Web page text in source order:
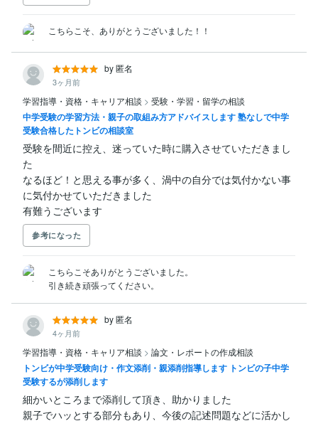
こちらこそ、ありがとうございました！！
by 匿名
3ヶ月前
学習指導・資格・キャリア相談 > 受験・学習・留学の相談
中学受験の学習方法・親子の取組み方アドバイスします 塾なしで中学
受験合格したトンビの相談室
受験を間近に控え、迷っていた時に購入させていただきまし
た
なるほど！と思える事が多く、渦中の自分では気付かない事
に気付かせていただきました
有難うございます
参考になった
こちらこそありがとうございました。
引き続き頑張ってください。
by 匿名
4ヶ月前
学習指導・資格・キャリア相談 > 論文・レポートの作成相談
トンビが中学受験向け・作文添削・親添削指導します トンビの子中学
受験するが添削します
細かいところまで添削して頂き、助かりました
親子でハッとする部分もあり、今後の記述問題などに活かし